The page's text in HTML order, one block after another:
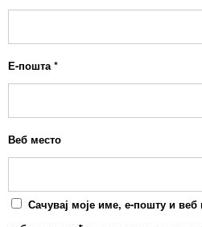
Е-пошта *
Веб место
Сачувај моје име, е-пошту и